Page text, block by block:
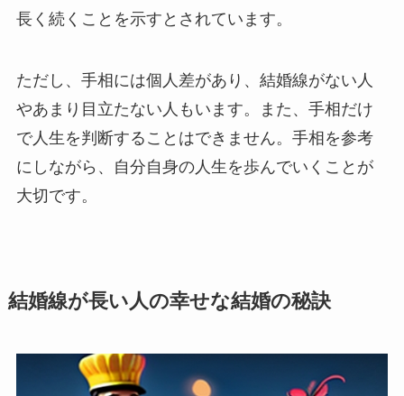
長く続くことを示すとされています。
ただし、手相には個人差があり、結婚線がない人
やあまり目立たない人もいます。また、手相だけ
で人生を判断することはできません。手相を参考
にしながら、自分自身の人生を歩んでいくことが
大切です。
結婚線が長い人の幸せな結婚の秘訣